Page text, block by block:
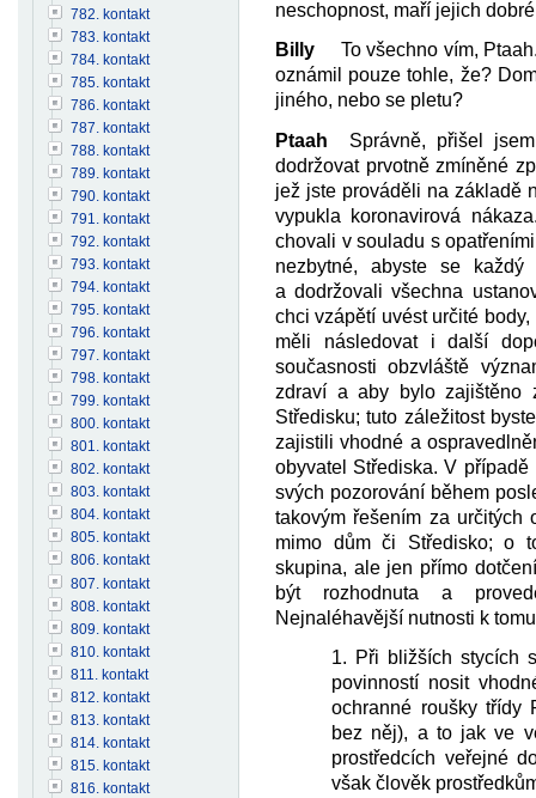
neschopnost, maří jejich
Billy To všechno vím,
oznámil pouze tohle, že?
jiného, nebo se pletu?
Ptaah Správně, přišel
dodržovat prvotně zmíněné
jež jste prováděli na základě
vypukla koronavirová
chovali v souladu s
nezbytné, abyste se
a dodržovali všechna
chci vzápětí uvést určité
měli následovat i další
současnosti obzvláště
zdraví a aby bylo zajištěno
Středisku; tuto záležitost
zajistili vhodné a
obyvatel Střediska. V
svých pozorování během
takovým řešením za určitých
mimo dům či Středisko; o
skupina, ale jen přímo
být rozhodnuta a
Nejnaléhavější nutnosti k
1. Při bližších stycích
povinností nosit
ochranné roušky třídy
bez něj), a to jak ve
prostředcích veřejné
však člověk
782. kontakt
783. kontakt
784. kontakt
785. kontakt
786. kontakt
787. kontakt
788. kontakt
789. kontakt
790. kontakt
791. kontakt
792. kontakt
793. kontakt
794. kontakt
795. kontakt
796. kontakt
797. kontakt
798. kontakt
799. kontakt
800. kontakt
801. kontakt
802. kontakt
803. kontakt
804. kontakt
805. kontakt
806. kontakt
807. kontakt
808. kontakt
809. kontakt
810. kontakt
811. kontakt
812. kontakt
813. kontakt
814. kontakt
815. kontakt
816. kontakt